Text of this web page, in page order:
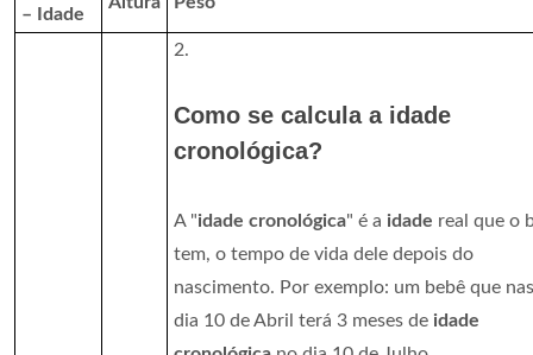
– Idade
2.
Como se calcula a idade
cronológica?
A "idade cronológica" é a idade real que o
tem, o tempo de vida dele depois do
nascimento. Por exemplo: um bebê que
dia 10 de Abril terá 3 meses de idade